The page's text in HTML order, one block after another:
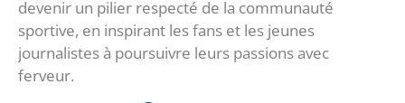
devenir un pilier respecté de la communauté
sportive, en inspirant les fans et les jeunes
journalistes à poursuivre leurs passions avec
ferveur.